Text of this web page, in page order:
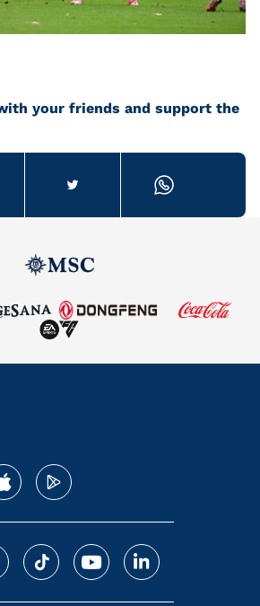
your friends and support the